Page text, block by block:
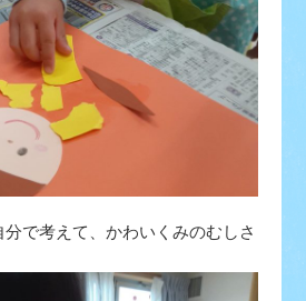
で考えて、かわいくみのむしさ